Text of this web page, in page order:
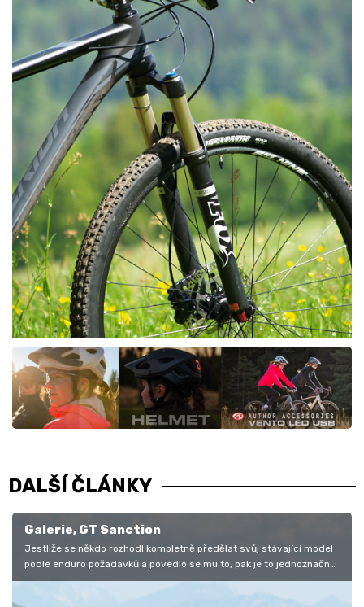
DALŠÍ ČLÁNKY
Galerie, GT Sanction
Jestliže se někdo rozhodl kompletně předělat svůj stávající model
podle enduro požadavků a povedlo se mu to, pak je to jednoznačně
letošní…